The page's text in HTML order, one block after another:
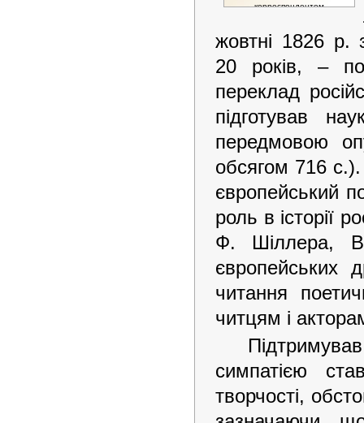
корреспондентом
Императорского Виленского
обществ любителей
словесности С.
Петербургского, Московского,
Казанского и проч. Ч. 1. Санкт-
жовтні 1826 р.
20 років, –
переклад
підготував
передмовою
обсягом 716
європейський
роль в історії
Ф. Шіллера,
європейських
читання
читцям і
симпатією
творчості,